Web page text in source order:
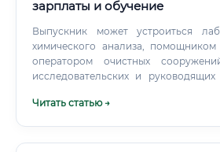
зарплаты и обучение
Выпускник может устроиться
химического анализа,
оператором очистных
исследовательских и
биологию, химию, экологию,
Читать статью →